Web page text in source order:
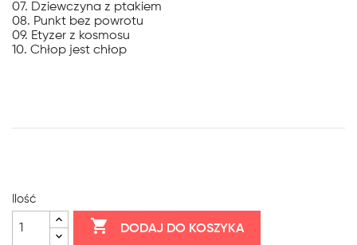
07. Dziewczyna z ptakiem
08. Punkt bez powrotu
09. Etyzer z kosmosu
10. Chłop jest chłop
Ilość
 DODAJ DO KOSZYKA